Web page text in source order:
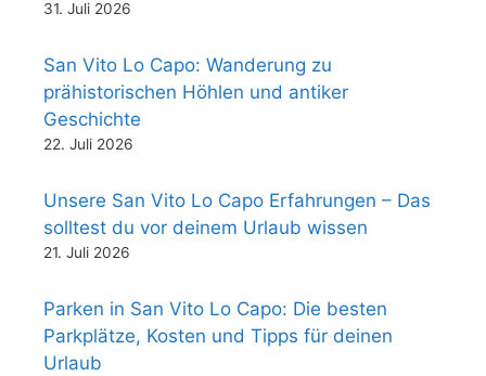
31. Juli 2026
San Vito Lo Capo: Wanderung zu
prähistorischen Höhlen und antiker
Geschichte
22. Juli 2026
Unsere San Vito Lo Capo Erfahrungen – Das
solltest du vor deinem Urlaub wissen
21. Juli 2026
Parken in San Vito Lo Capo: Die besten
Parkplätze, Kosten und Tipps für deinen
Urlaub